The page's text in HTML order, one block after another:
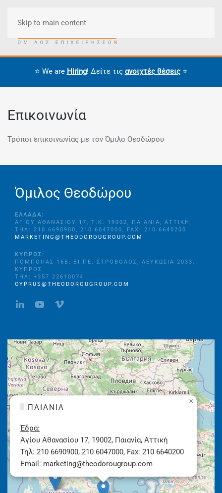
Skip to main content
⭐ We are Hiring! Δείτε τις ανοιχτές θέσεις⭐
Επικοινωνία
Τρόποι επικοινωνίας με τον Όμιλο Θεοδώρου
Όμιλος Θεοδώρου
ΕΛΛΆΔΑ:
ΑΓΊΟΥ ΑΘΑΝΑΣΊΟΥ 17, Τ.Κ. 19002, ΠΑΙΑΝΊΑ, ΑΤΤΙΚΉ
ΤΗΛ: 210 6690900, 210 6047000, FAX: 210 6640200
MARKETING@THEODOROUGROUP.COM
ΚΎΠΡΟΣ:
ΠΟΜΠΟΙΊΑΣ 16B, ΒΙ.ΠΕ. ΣΤΡΌΒΟΛΟΣ, ΛΕΥΚΩΣΊΑ 2033,
ΚΎΠΡΟΣ
ΤΗΛ: +357 22610074
CYPRUS@THEODOROUGROUP.COM
ΠΑΙΑΝΊΑ
Έδρα:
Αγίου Αθανασίου 17, 19002, Παιανία, Αττική
Τηλ: 210 6690900, 210 6047000, Fax: 210 6640200
Email: marketing@theodorougroup.com
×